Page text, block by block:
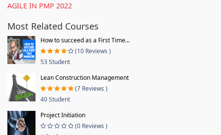
AGILE IN PMP 2022
Most Related Courses
How to succeed as a First Time...
(10 Reviews )
53 Student
Lean Construction Management
(7 Reviews )
40 Student
Project Initiation
(0 Reviews )